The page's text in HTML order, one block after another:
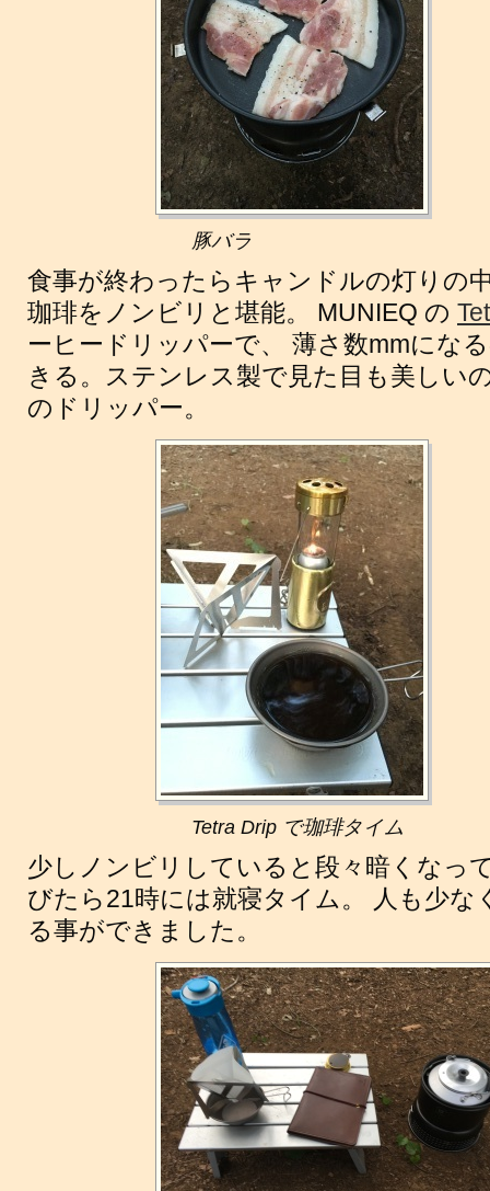
豚バラ
食事が終わったらキャンドルの灯りの
珈琲をノンビリと堪能。 MUNIEQ の
ーヒードリッパーで、 薄さ数mmにな
きる。ステンレス製で見た目も美しい
のドリッパー。
Tetra Drip で珈琲タイム
少しノンビリしていると段々暗くなっ
びたら21時には就寝タイム。 人も少な
る事ができました。